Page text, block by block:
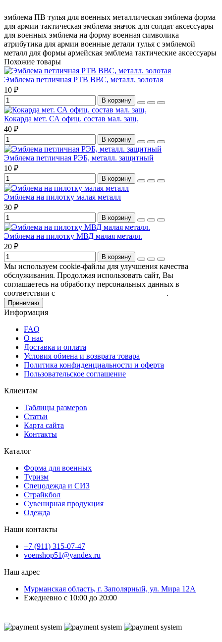
эмблема ПВ тулья для военных металлическая эмблема форма
для армии тактическая эмблема значок для солдат аксессуары
для военных эмблема на форму военная символика
атрибутика для армии военные детали тулья с эмблемой
металл для формы армейская эмблема тактические аксессуары
Похожие товары
Эмблема петличная РТВ ВВС, металл. золотая
10 ₽
В корзину
Кокарда мет. СА офиц. состав мал. защ.
40 ₽
В корзину
Эмблема петличная РЭБ, металл. защитный
10 ₽
В корзину
Эмблема на пилотку малая металл
30 ₽
В корзину
Эмблема на пилотку МВД малая металл.
20 ₽
В корзину
Мы используем cookie-файлы для улучшения качества
обслуживания. Продолжая использовать сайт, Вы
соглашаетесь на обработку персональных данных в
соответствии с
.
Принимаю
Информация
FAQ
О нас
Доставка и оплата
Условия обмена и возврата товара
Политика конфиденциальности и оферта
Пользовательское соглашение
Клиентам
Таблицы размеров
Статьи
Карта сайта
Контакты
Каталог
Форма для военных
Туризм
Спецодежда и СИЗ
Страйкбол
Сувенирная продукция
Одежда
Наши контакты
+7 (911) 315-07-47
voenshop51@yandex.ru
Наш адрес
Мурманская область, г. Заполярный, ул. Мира 12А
Ежедневно с 10:00 до 20:00